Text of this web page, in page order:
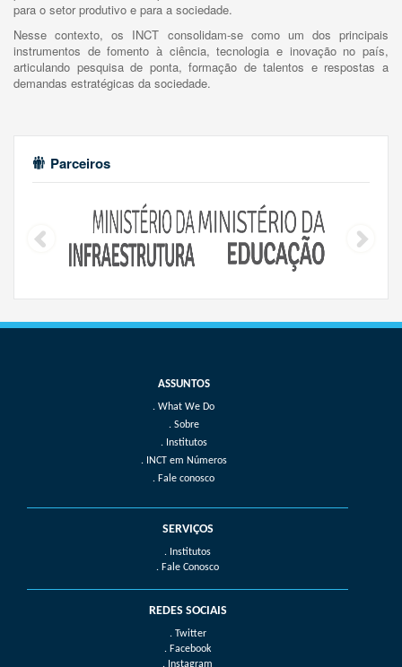
para o setor produtivo e para a sociedade.
Nesse contexto, os INCT consolidam-se como um dos principais
instrumentos de fomento à ciência, tecnologia e inovação no país,
articulando pesquisa de ponta, formação de talentos e respostas a
demandas estratégicas da sociedade.
Parceiros
What We Do
Sobre
Institutos
INCT em Números
Fale conosco
SERVIÇOS
. Institutos
. Fale Conosco
REDES SOCIAIS
. Twitter
. Facebook
. Instagram